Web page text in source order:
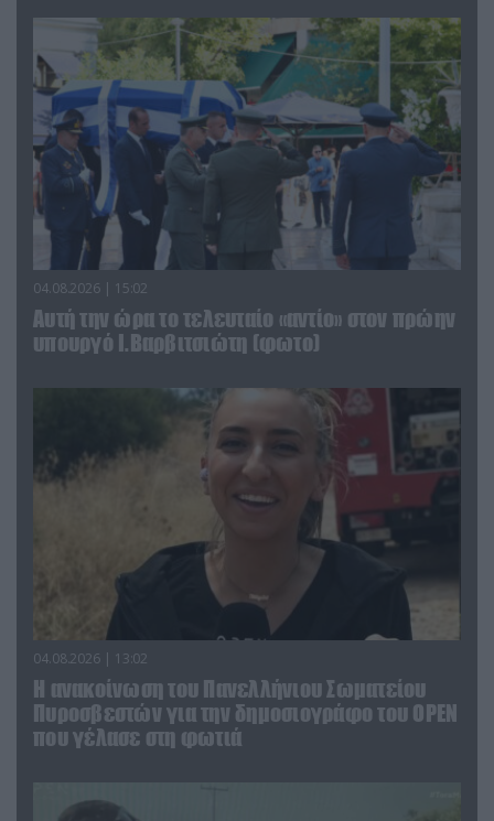
04.08.2026 | 15:02
Αυτή την ώρα το τελευταίο «αντίο» στον πρώην
υπουργό Ι.Βαρβιτσιώτη (φωτο)
04.08.2026 | 13:02
Η ανακοίνωση του Πανελλήνιου Σωματείου
Πυροσβεστών για την δημοσιογράφο του OPEN
που γέλασε στη φωτιά